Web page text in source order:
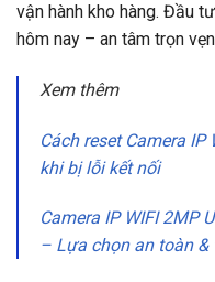
vận hành kho hàng. Đầu
hôm nay – an tâm trọn
Xem thêm
Cách reset Camera IP
khi bị lỗi kết nối
Camera IP WIFI 2MP
– Lựa chọn an toàn &